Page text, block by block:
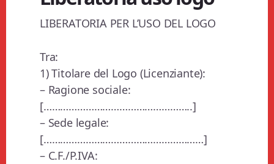
LIBERATORIA PER L’USO DEL LOGO
Tra:
1) Titolare del Logo (Licenziante):
– Ragione sociale:
[……………………………………………..]
– Sede legale:
[…………………………………………………]
– C.F./P.IVA: